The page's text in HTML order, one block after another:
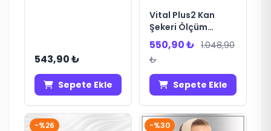
543,90 ₺
Sepete Ekle
Vital Plus2 Kan
Şekeri Ölçüm
Cihazı
550,90 ₺ 1.048,90
₺
Sepete Ekle
-%26 -%30